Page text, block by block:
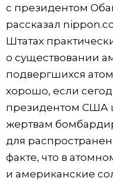
с президентом
рассказал
Штатах
о существовании
подвергшихся
хорошо, если
президентом США
жертвам
для
факте, что в
и американские